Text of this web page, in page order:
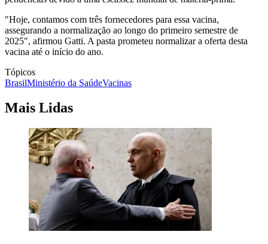
"Hoje, contamos com três fornecedores para essa vacina,
assegurando a normalização ao longo do primeiro semestre de
2025", afirmou Gatti. A pasta prometeu normalizar a oferta desta
vacina até o início do ano.
Tópicos
BrasilMinistério da SaúdeVacinas
Mais Lidas